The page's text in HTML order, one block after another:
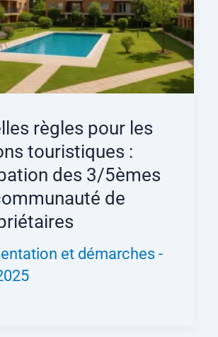
règles pour les
touristiques :
des 3/5èmes
de
et démarches-